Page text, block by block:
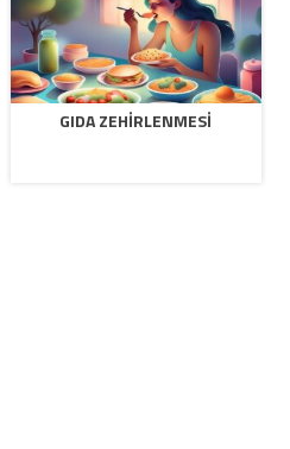
GIDA ZEHIRLENMESI